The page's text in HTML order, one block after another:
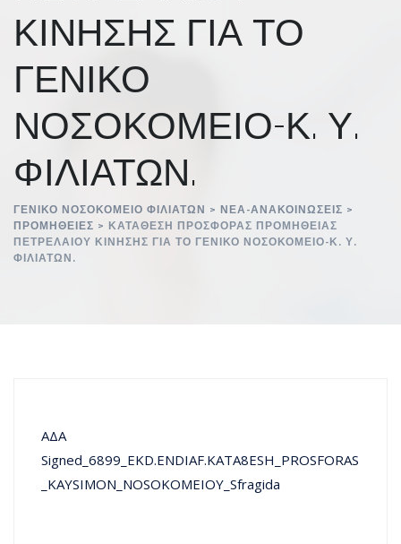
ΚΙΝΗΣΗΣ ΓΙΑ ΤΟ
ΓΕΝΙΚΟ
ΝΟΣΟΚΟΜΕΙΟ-Κ. Υ.
ΦΙΛΙΑΤΩΝ.
ΓΕΝΙΚΌ ΝΟΣΟΚΟΜΕΊΟ ΦΙΛΙΑΤΏΝ > ΝΈΑ-ΑΝΑΚΟΙΝΏΣΕΙΣ >
ΠΡΟΜΉΘΕΙΕΣ > ΚΑΤΑΘΕΣΗ ΠΡΟΣΦΟΡΑΣ ΠΡΟΜΗΘΕΙΑΣ
ΠΕΤΡΕΛΑΙΟΥ ΚΙΝΗΣΗΣ ΓΙΑ ΤΟ ΓΕΝΙΚΟ ΝΟΣΟΚΟΜΕΙΟ-Κ. Υ.
ΦΙΛΙΑΤΩΝ.
ΑΔΑ
Signed_6899_EKD.ENDIAF.KATA8ESH_PROSFORAS
_KAYSIMON_NOSOKOMEIOY_Sfragida